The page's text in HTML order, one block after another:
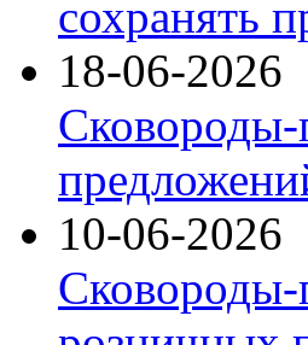
сохранять
18-06-2026
Сковороды-
10-06-2026